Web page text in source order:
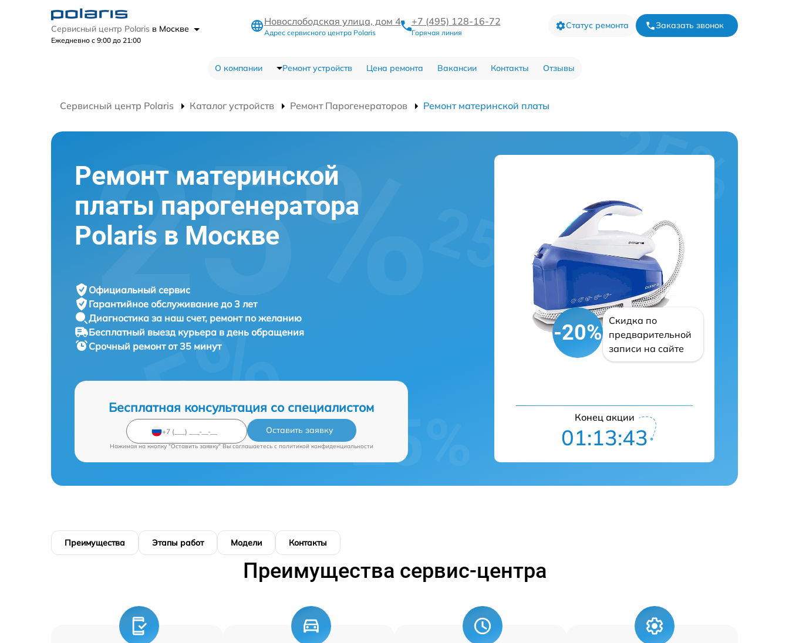
Сервисный центр Polaris в Москве
Ежедневно с 9:00 до 21:00
Новослободская улица, дом 4
Адрес сервисного центра Polaris
+7 (495) 128-16-72
Горячая линия
Статус ремонта Заказать звонок
О компании Ремонт устройств Цена ремонта Вакансии Контакты Отзывы
Сервисный центр Polaris Каталог устройств Ремонт Парогенераторов Ремонт материнской платы
Ремонт материнской
платы парогенератора
Polaris в Москве
Официальный сервис
Гарантийное обслуживание до 3 лет
Диагностика за наш счет, ремонт по желанию
Бесплатный выезд курьера в день обращения
Срочный ремонтот 35 минут
Бесплатная консультация со специалистом
Оставить заявку
Нажимая на кнопку "Оставить заявку" Вы соглашаетесь c политикой конфиденциальности
-20%
Скидка по
предварительной
записи на сайте
Конец акции
01:13:42
Преимущества Этапы работ Модели Контакты
Преимущества сервис-центра